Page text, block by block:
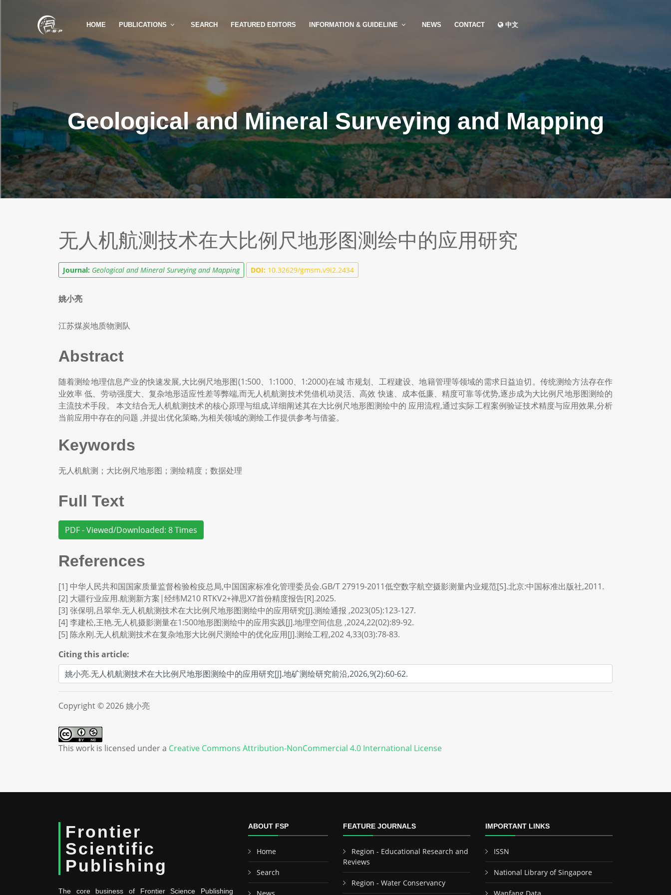
HOME PUBLICATIONS SEARCH FEATURED EDITORS INFORMATION & GUIDELINE NEWS CONTACT 中文
Geological and Mineral Surveying and Mapping
无人机航测技术在大比例尺地形图测绘中的应用研究
Journal: Geological and Mineral Surveying and Mapping DOI: 10.32629/gmsm.v9i2.2434
姚小亮
江苏煤炭地质物测队
Abstract
随着测绘地理信息产业的快速发展,大比例尺地形图(1:500、1:1000、1:2000)在城 市规划、工程建设、地籍管理等领域的需求日益迫切。传统测绘方法存在作
业效率 低、劳动强度大、复杂地形适应性差等弊端,而无人机航测技术凭借机动灵活、高效 快速、成本低廉、精度可靠等优势,逐步成为大比例尺地形图测绘的
主流技术手段。 本文结合无人机航测技术的核心原理与组成,详细阐述其在大比例尺地形图测绘中的 应用流程,通过实际工程案例验证技术精度与应用效果,分析
当前应用中存在的问题 ,并提出优化策略,为相关领域的测绘工作提供参考与借鉴。
Keywords
无人机航测；大比例尺地形图；测绘精度；数据处理
Full Text
PDF - Viewed/Downloaded: 8 Times
References
[1] 中华人民共和国国家质量监督检验检疫总局,中国国家标准化管理委员会.GB/T 27919-2011低空数字航空摄影测量内业规范[S].北京:中国标准出版社,2011.
[2] 大疆行业应用.航测新方案|经纬M210 RTKV2+禅思X7首份精度报告[R].2025.
[3] 张保明,吕翠华.无人机航测技术在大比例尺地形图测绘中的应用研究[J].测绘通报 ,2023(05):123-127.
[4] 李建松,王艳.无人机摄影测量在1:500地形图测绘中的应用实践[J].地理空间信息 ,2024,22(02):89-92.
[5] 陈永刚.无人机航测技术在复杂地形大比例尺测绘中的优化应用[J].测绘工程,202 4,33(03):78-83.
Citing this article:
Copyright © 2026 姚小亮
This work is licensed under a Creative Commons Attribution-NonCommercial 4.0 International License
Frontier
Scientific
Publishing
The core business of Frontier Science Publishing
ABOUT FSP
Home
Search
FEATURE JOURNALS
Region - Educational Research and
Reviews
Region - Water Conservancy
IMPORTANT LINKS
ISSN
National Library of Singapore